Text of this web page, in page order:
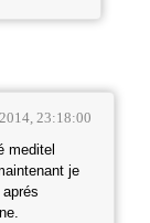
23:18:00
meditel
je